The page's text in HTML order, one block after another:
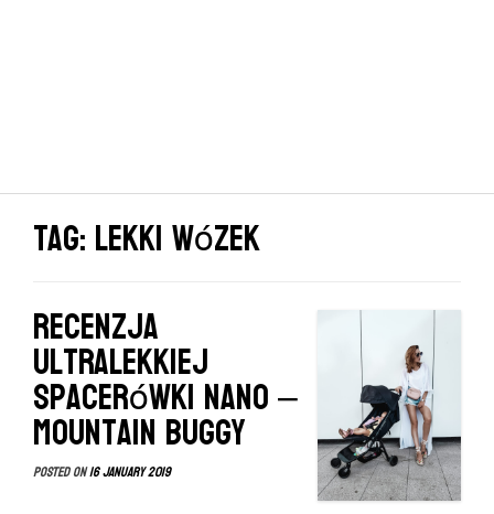
Tag: lekki wózek
Recenzja
ultralekkiej
spacerówki Nano –
Mountain Buggy
Posted on16 January 2019